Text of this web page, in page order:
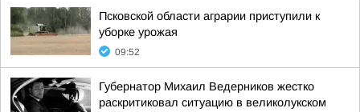
Псковской области аграрии приступили к
уборке урожая
09:52
Губернатор Михаил Ведерников жестко
раскритиковал ситуацию в великолукском